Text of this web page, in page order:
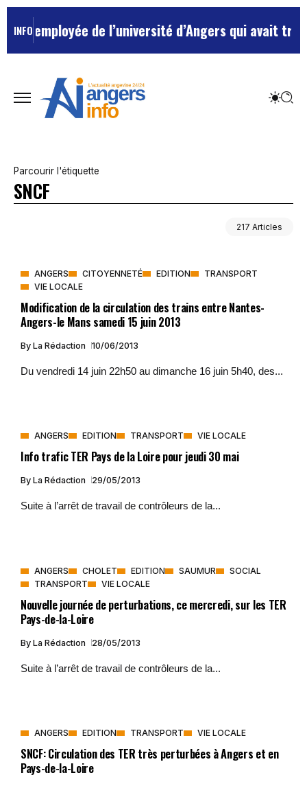
INFO de l’université d’Angers qui avait traité
Parcourir l'étiquette
SNCF
217 Articles
ANGERS CITOYENNETÉ EDITION
TRANSPORT
VIE LOCALE
Modification de la circulation des trains entre Nantes-
Angers-le Mans samedi 15 juin 2013
By La Rédaction 10/06/2013
Du vendredi 14 juin 22h50 au dimanche 16 juin 5h40, des...
ANGERS EDITION TRANSPORT VIE LOCALE
Info trafic TER Pays de la Loire pour jeudi 30 mai
By La Rédaction 29/05/2013
Suite à l’arrêt de travail de contrôleurs de la...
ANGERS CHOLET EDITION SAUMUR
SOCIAL
TRANSPORT
VIE LOCALE
Nouvelle journée de perturbations, ce mercredi, sur les TER
Pays-de-la-Loire
By La Rédaction 28/05/2013
Suite à l’arrêt de travail de contrôleurs de la...
ANGERS EDITION TRANSPORT VIE LOCALE
SNCF: Circulation des TER très perturbées à Angers et en
Pays-de-la-Loire